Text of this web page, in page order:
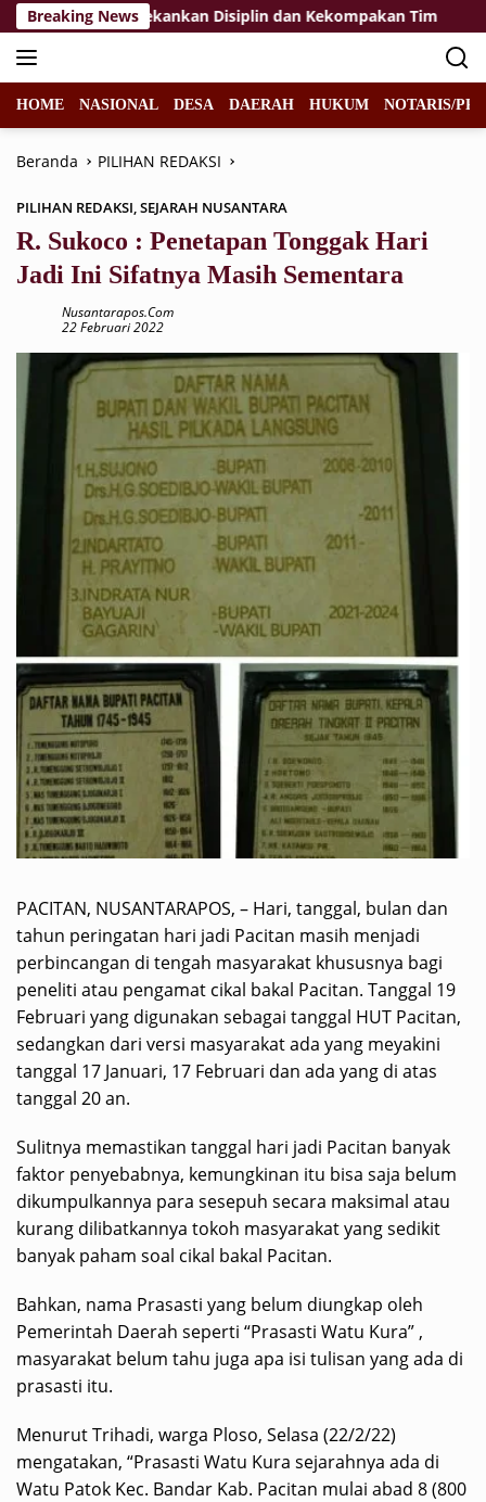
Langsung
ke
konten
Breaking News
2026, Tekankan Disiplin dan Kekompakan Tim
HOME NASIONAL DESA DAERAH HUKUM NOTARIS/
Beranda PILIHAN REDAKSI
PILIHAN REDAKSI,SEJARAH NUSANTARA
R. Sukoco : Penetapan Tonggak Hari
Jadi Ini Sifatnya Masih Sementara
Nusantarapos.com
22 Februari 2022
PACITAN, NUSANTARAPOS, – Hari, tanggal, bulan dan
tahun peringatan hari jadi Pacitan masih menjadi
perbincangan di tengah masyarakat khususnya bagi
peneliti atau pengamat cikal bakal Pacitan. Tanggal 19
Februari yang digunakan sebagai tanggal HUT Pacitan,
sedangkan dari versi masyarakat ada yang meyakini
tanggal 17 Januari, 17 Februari dan ada yang di atas
tanggal 20 an.
Sulitnya memastikan tanggal hari jadi Pacitan banyak
faktor penyebabnya, kemungkinan itu bisa saja belum
dikumpulkannya para sesepuh secara maksimal atau
kurang dilibatkannya tokoh masyarakat yang sedikit
banyak paham soal cikal bakal Pacitan.
Bahkan, nama Prasasti yang belum diungkap oleh
Pemerintah Daerah seperti “Prasasti Watu Kura” ,
masyarakat belum tahu juga apa isi tulisan yang ada di
prasasti itu.
Menurut Trihadi, warga Ploso, Selasa (22/2/22)
mengatakan, “Prasasti Watu Kura sejarahnya ada di
Watu Patok Kec. Bandar Kab. Pacitan mulai abad 8 (800